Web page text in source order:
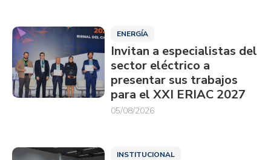
ENERGÍA
Invitan a especialistas del
sector eléctrico a
presentar sus trabajos
para el XXI ERIAC 2027
05/08/2026
INSTITUCIONAL